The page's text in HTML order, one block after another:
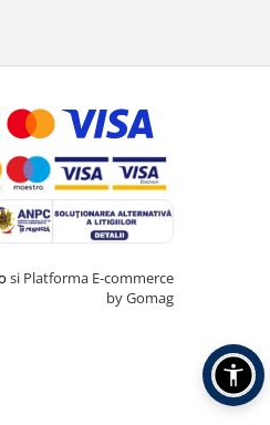
si Platforma E-commerce
by Gomag